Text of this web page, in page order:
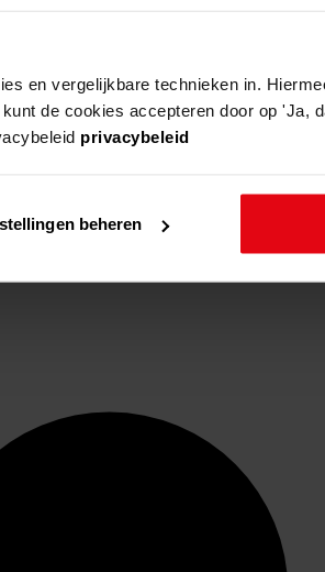
en vergelijkbare technieken in.
de cookies accepteren door op 'Ja,
privacybeleid
beheren